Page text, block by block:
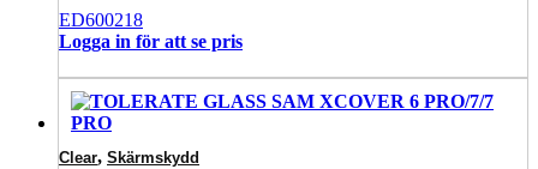
ED600218
Logga in för att se pris
Clear, Skärmskydd